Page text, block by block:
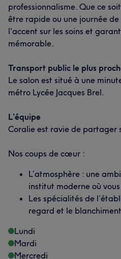
professionnalisme. Que ce
être rapide ou une journée
l'accent sur les soins et
mémorable.
Transport public le plus
Le salon est situé à une
métro Lycée Jacques Brel.
L’équipe
Coralie est ravie de partager
Nos coups de cœur :
L’atmosphère : une
institut moderne où
Les spécialités de
regard et le
Lundi
Mardi
Mercredi